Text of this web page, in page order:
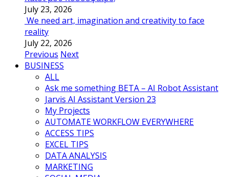
July 23, 2026
We need art, imagination and creativity to face
reality
July 22, 2026
Previous Next
BUSINESS
ALL
Ask me something BETA – AI Robot Assistant
Jarvis AI Assistant Version 23
My Projects
AUTOMATE WORKFLOW EVERYWHERE
ACCESS TIPS
EXCEL TIPS
DATA ANALYSIS
MARKETING